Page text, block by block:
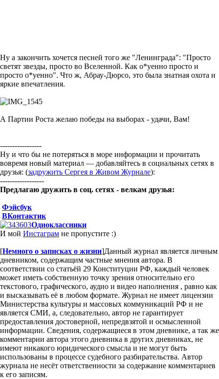
Ну а закончить хочется песней того же "Ленинграда": "Просто
светят звезды, просто во Вселенной. Как о*уенно просто и
просто о*уенно". Что ж, Абрау-Дюрсо, это была знатная охота и
яркие впечатления.
А Партии Роста желаю победы на выборах - удачи, Вам!
-----------------
Ну и что бы не потеряться в море информации и прочитать
вовремя новый материал — добавляйтесь в социальных сетях в
друзья: (задружить Сергея в Живом Журнале):
------------------
Предлагаю дружить в соц. сетях - велкам друзья:
Фэйсбук
ВКонтактик
Одноклассники
И мой Инстаграм не пропустите :)
[Немного о записках о жизни]Данный журнал является личным
дневником, содержащим частные мнения автора. В
соответствии со статьёй 29 Конституции РФ, каждый человек
может иметь собственную точку зрения относительно его
текстового, графического, аудио и видео наполнения , равно как
и высказывать её в любом формате. Журнал не имеет лицензии
Министерства культуры и массовых коммуникаций РФ и не
является СМИ, а, следовательно, автор не гарантирует
предоставления достоверной, непредвзятой и осмысленной
информации. Сведения, содержащиеся в этом дневнике, а так же
комментарии автора этого дневника в других дневниках, не
имеют никакого юридического смысла и не могут быть
использованы в процессе судебного разбирательства. Автор
журнала не несёт ответственности за содержание комментариев
к его записям.